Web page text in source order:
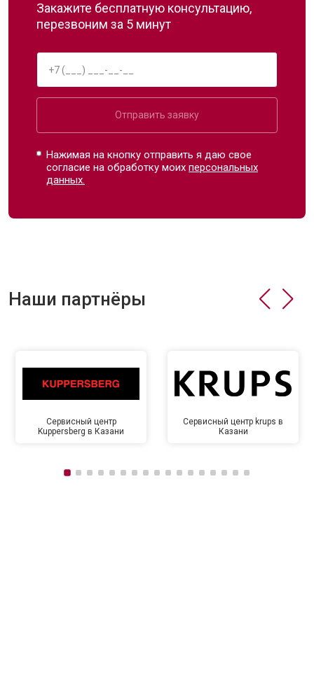
Закажите бесплатную консультацию,
перезвоним за 5 минут
Отправить заявку
Нажимая на кнопку отправить я даю свое
согласие на обработку моихперсональных
данных.
Наши партнёры
Сервисный центр
Kuppersberg в Казани
Сервисный центр krups в
Казани